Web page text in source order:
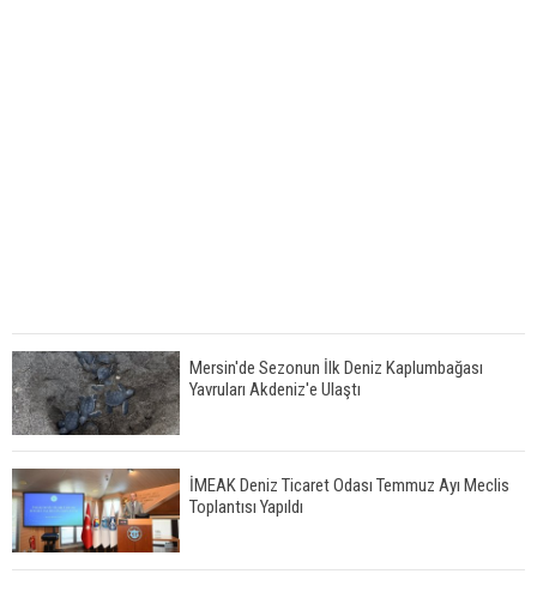
Mersin'de Sezonun İlk Deniz Kaplumbağası
Yavruları Akdeniz'e Ulaştı
İMEAK Deniz Ticaret Odası Temmuz Ayı Meclis
Toplantısı Yapıldı